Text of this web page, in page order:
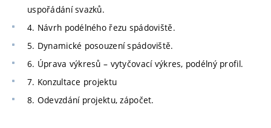
uspořádání svazků.
4. Návrh podélného řezu spádoviště.
5. Dynamické posouzení spádoviště.
6. Úprava výkresů – vytyčovací výkres, podélný profil.
7. Konzultace projektu
8. Odevzdání projektu, zápočet.